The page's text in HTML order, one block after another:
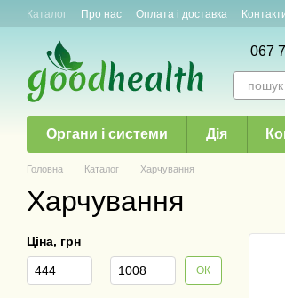
Перейти до основного контенту
Каталог Про нас Оплата і доставка
067
Органи і системи Дія
Головна Каталог Харчування
Харчування
Ціна, грн
Від Ціна, грн
До Ціна, грн ОК